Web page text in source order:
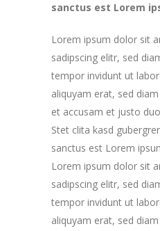
sanctus est Lorem
Lorem ipsum dolor sit
sadipscing elitr, sed
tempor invidunt ut
aliquyam erat, sed
et accusam et justo
Stet clita kasd
sanctus est Lorem
Lorem ipsum dolor sit
sadipscing elitr, sed
tempor invidunt ut
aliquyam erat, sed